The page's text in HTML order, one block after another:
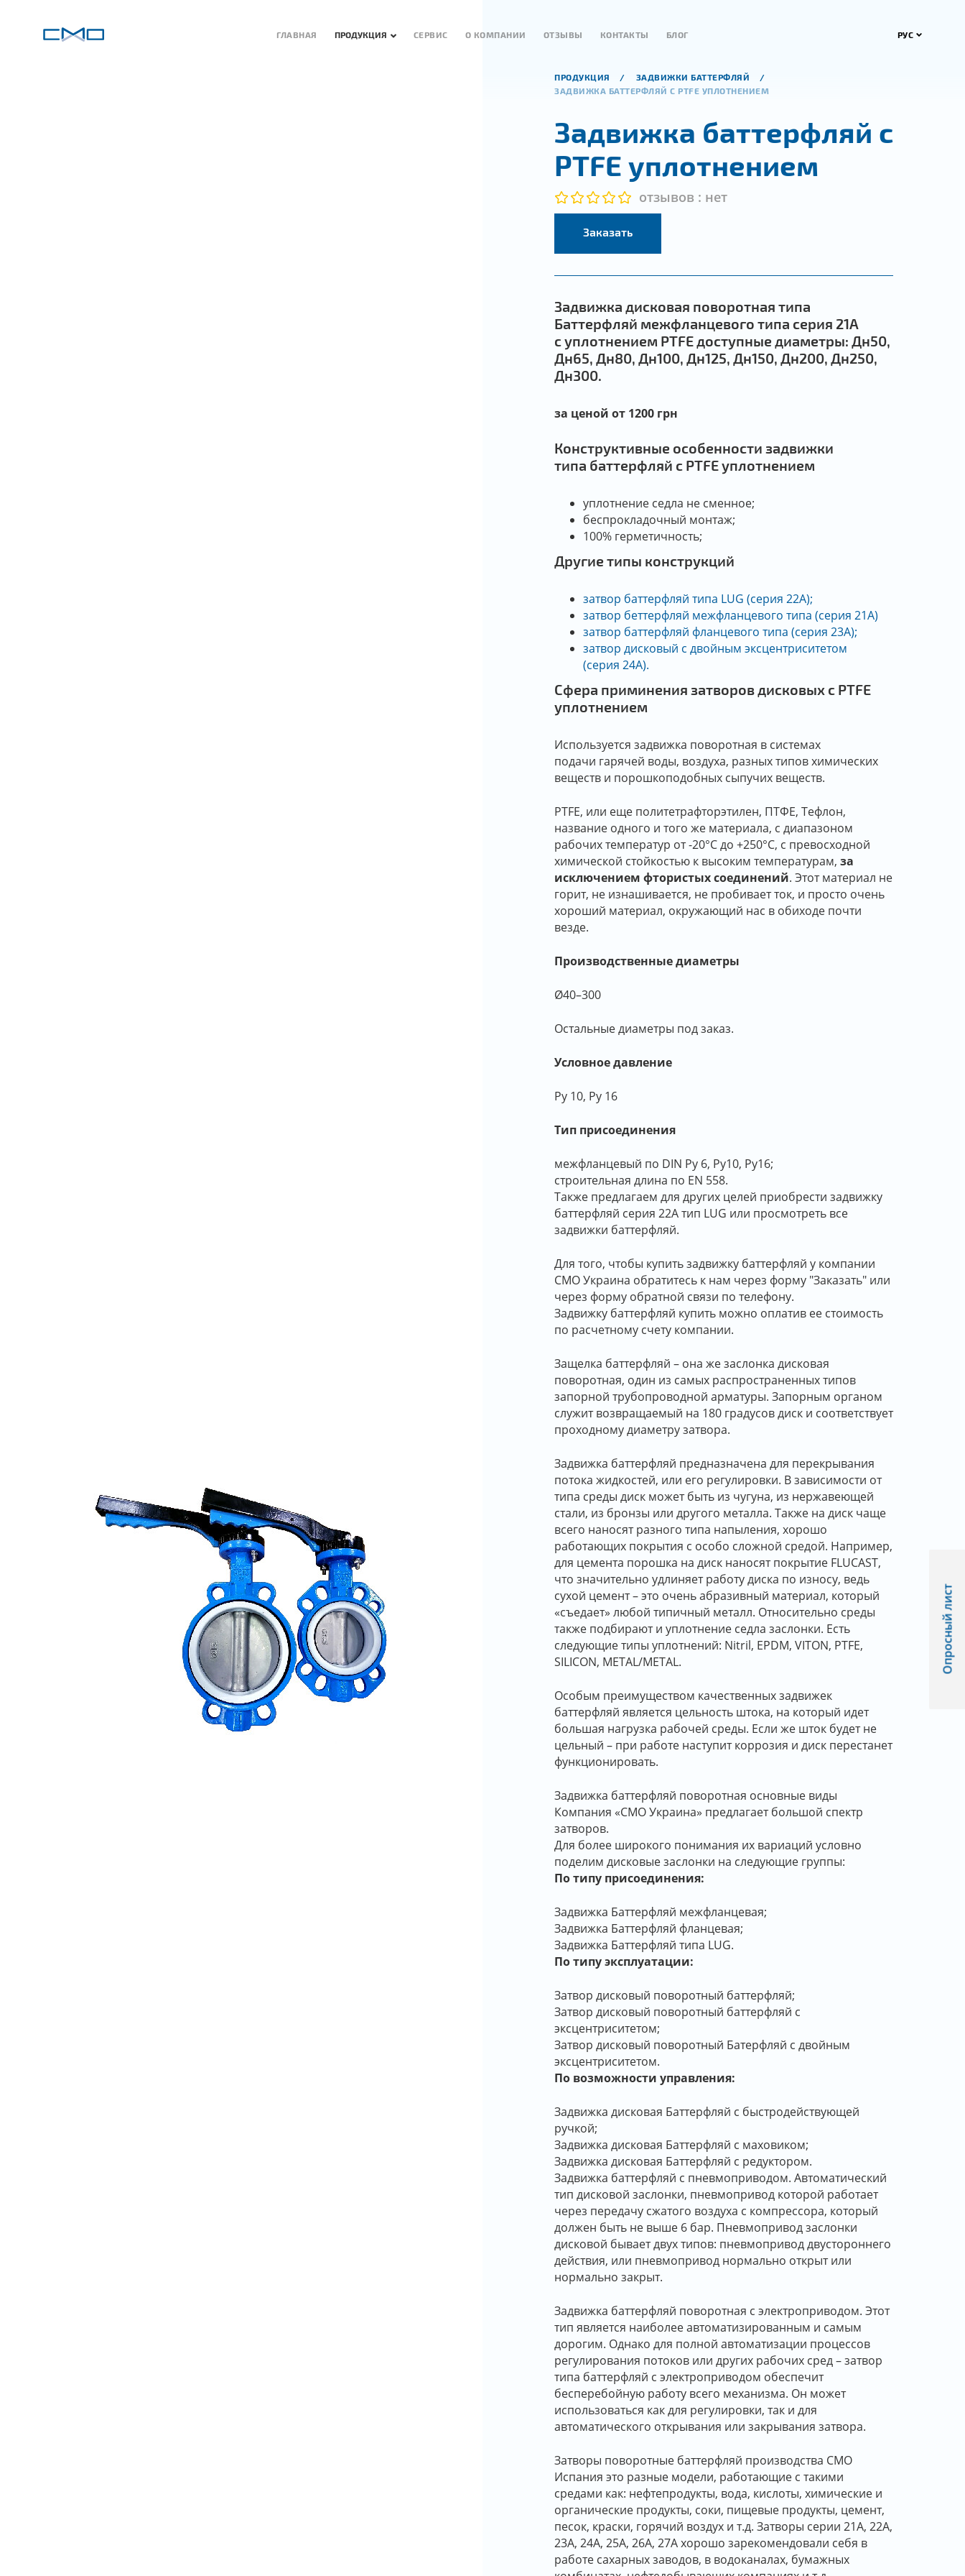
ГЛАВНАЯ ПРОДУКЦИЯ СЕРВИС О КОМПАНИИ ОТЗЫВЫ КОНТАКТЫ БЛОГ РУС
ПРОДУКЦИЯ
ЗАДВИЖКИ БАТТЕРФЛЯЙ
ЗАДВИЖКА БАТТЕРФЛЯЙ С PTFE УПЛОТНЕНИЕМ
Задвижка баттерфляй с
PTFE уплотнением
отзывов : нет
Заказать
Задвижка дисковая поворотная типа
Баттерфляй межфланцевого типа серия 21А
с уплотнением PTFE доступные диаметры: Дн50,
Дн65, Дн80, Дн100, Дн125, Дн150, Дн200, Дн250,
Дн300.
за ценой от 1200 грн
Конструктивные особенности задвижки
типа баттерфляй с PTFE уплотнением
уплотнение седла не сменное;
беспрокладочный монтаж;
100% герметичность;
Другие типы конструкций
затвор баттерфляй типа LUG (серия 22А);
затвор беттерфляй межфланцевого типа (серия 21А)
затвор баттерфляй фланцевого типа (серия 23А);
затвор дисковый с двойным эксцентриситетом
(серия 24А).
Сфера приминения затворов дисковых с PTFE
уплотнением
Используется задвижка поворотная в системах
подачи гарячей воды, воздуха, разных типов химических
веществ и порошкоподобных сыпучих веществ.
PTFE, или еще политетрафторэтилен, ПТФЕ, Тефлон,
название одного и того же материала, с диапазоном
рабочих температур от -20°С до +250°С, с превосходной
химической стойкостью к высоким температурам, за
исключением фтористых соединений. Этот материал не
горит, не изнашивается, не пробивает ток, и просто очень
хороший материал, окружающий нас в обиходе почти
везде.
Производственные диаметры
Ø40–300
Остальные диаметры под заказ.
Условное давление
Ру 10, Ру 16
Тип присоединения
межфланцевый по DIN Py 6, Py10, Py16;
строительная длина по EN 558.
Также предлагаем для других целей приобрести задвижку
баттерфляй серия 22А тип LUG или просмотреть все
задвижки баттерфляй.
Для того, чтобы купить задвижку баттерфляй у компании
СМО Украина обратитесь к нам через форму "Заказать" или
через форму обратной связи по телефону.
Задвижку баттерфляй купить можно оплатив ее стоимость
по расчетному счету компании.
Защелка баттерфляй – она же заслонка дисковая
поворотная, один из самых распространенных типов
запорной трубопроводной арматуры. Запорным органом
служит возвращаемый на 180 градусов диск и соответствует
проходному диаметру затвора.
Задвижка баттерфляй предназначена для перекрывания
потока жидкостей, или его регулировки. В зависимости от
типа среды диск может быть из чугуна, из нержавеющей
стали, из бронзы или другого металла. Также на диск чаще
всего наносят разного типа напыления, хорошо
работающих покрытия с особо сложной средой. Например,
для цемента порошка на диск наносят покрытие FLUCAST,
что значительно удлиняет работу диска по износу, ведь
сухой цемент – это очень абразивный материал, который
«съедает» любой типичный металл. Относительно среды
также подбирают и уплотнение седла заслонки. Есть
следующие типы уплотнений: Nitril, EPDM, VITON, PTFE,
SILICON, METAL/METAL.
Особым преимуществом качественных задвижек
баттерфляй является цельность штока, на который идет
большая нагрузка рабочей среды. Если же шток будет не
цельный – при работе наступит коррозия и диск перестанет
функционировать.
Задвижка баттерфляй поворотная основные виды
Компания «СМО Украина» предлагает большой спектр
затворов.
Для более широкого понимания их вариаций условно
поделим дисковые заслонки на следующие группы:
По типу присоединения:
Задвижка Баттерфляй межфланцевая;
Задвижка Баттерфляй фланцевая;
Задвижка Баттерфляй типа LUG.
По типу эксплуатации:
Затвор дисковый поворотный баттерфляй;
Затвор дисковый поворотный баттерфляй с
эксцентриситетом;
Затвор дисковый поворотный Батерфляй с двойным
эксцентриситетом.
По возможности управления:
Задвижка дисковая Баттерфляй с быстродействующей
ручкой;
Задвижка дисковая Баттерфляй с маховиком;
Задвижка дисковая Баттерфляй с редуктором.
Задвижка баттерфляй с пневмоприводом. Автоматический
тип дисковой заслонки, пневмопривод которой работает
через передачу сжатого воздуха с компрессора, который
должен быть не выше 6 бар. Пневмопривод заслонки
дисковой бывает двух типов: пневмопривод двустороннего
действия, или пневмопривод нормально открыт или
нормально закрыт.
Задвижка баттерфляй поворотная с электроприводом. Этот
тип является наиболее автоматизированным и самым
дорогим. Однако для полной автоматизации процессов
регулирования потоков или других рабочих сред – затвор
типа баттерфляй с электроприводом обеспечит
бесперебойную работу всего механизма. Он может
использоваться как для регулировки, так и для
автоматического открывания или закрывания затвора.
Затворы поворотные баттерфляй производства СМО
Испания это разные модели, работающие с такими
средами как: нефтепродукты, вода, кислоты, химические и
органические продукты, соки, пищевые продукты, цемент,
песок, краски, горячий воздух и т.д. Затворы серии 21А, 22А,
23А, 24А, 25А, 26А, 27А хорошо зарекомендовали себя в
работе сахарных заводов, в водоканалах, бумажных
Опросный лист